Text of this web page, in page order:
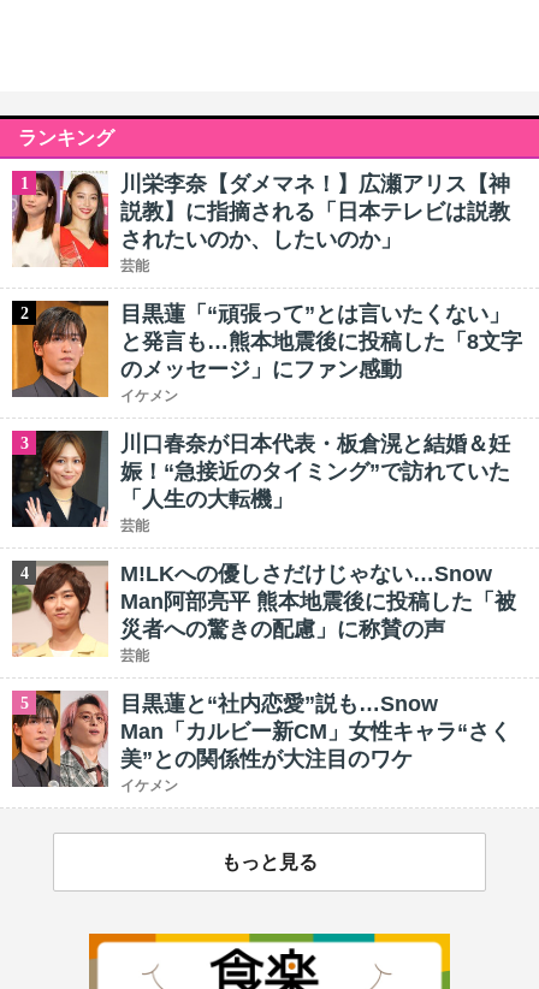
ランキング
1
川栄李奈【ダメマネ！】広瀬アリス【神
説教】に指摘される「日本テレビは説教
されたいのか、したいのか」
芸能
2
目黒蓮「“頑張って”とは言いたくない」
と発言も…熊本地震後に投稿した「8文字
のメッセージ」にファン感動
イケメン
3
川口春奈が日本代表・板倉滉と結婚＆妊
娠！“急接近のタイミング”で訪れていた
「人生の大転機」
芸能
4
M!LKへの優しさだけじゃない…Snow
Man阿部亮平 熊本地震後に投稿した「被
災者への驚きの配慮」に称賛の声
芸能
5
目黒蓮と“社内恋愛”説も…Snow
Man「カルビー新CM」女性キャラ“さく
美”との関係性が大注目のワケ
イケメン
もっと見る